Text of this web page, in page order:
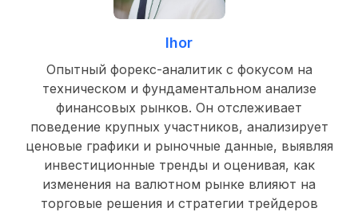
Ihor
Опытный форекс-аналитик с фокусом на
техническом и фундаментальном анализе
финансовых рынков. Он отслеживает
поведение крупных участников, анализирует
ценовые графики и рыночные данные, выявляя
инвестиционные тренды и оценивая, как
изменения на валютном рынке влияют на
торговые решения и стратегии трейдеров